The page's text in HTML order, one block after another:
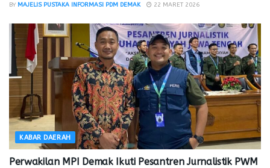
BY MAJELIS PUSTAKA INFORMASI PDM DEMAK 22 MARET 2026
KABAR DAERAH
Perwakilan MPI Demak Ikuti Pesantren Jurnalistik PWM